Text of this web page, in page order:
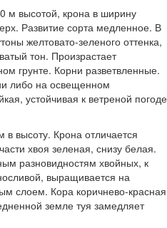
м высотой, крона в ширину
Развитие сорта медленное. В
желтовато-зеленого оттенка,
тон. Произрастает
грунте. Корни разветвленные.
либо на освещенном
устойчивая к ветреной погоде
в высоту. Крона отличается
хвоя зеленая, снизу белая.
разновидностям хвойных, к
выращивается на
слоем. Кора коричнево-красная
земле туя замедляет